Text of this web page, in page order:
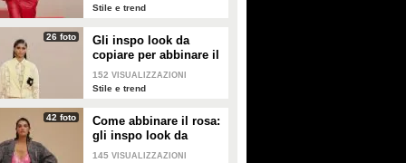
Stile e trend
26 foto
Gli inspo look da
copiare per abbinare il
giallo
152 VISUALIZZAZIONI
Stile e trend
42 foto
Come abbinare il rosa:
gli inspo look da
copiare
145 VISUALIZZAZIONI